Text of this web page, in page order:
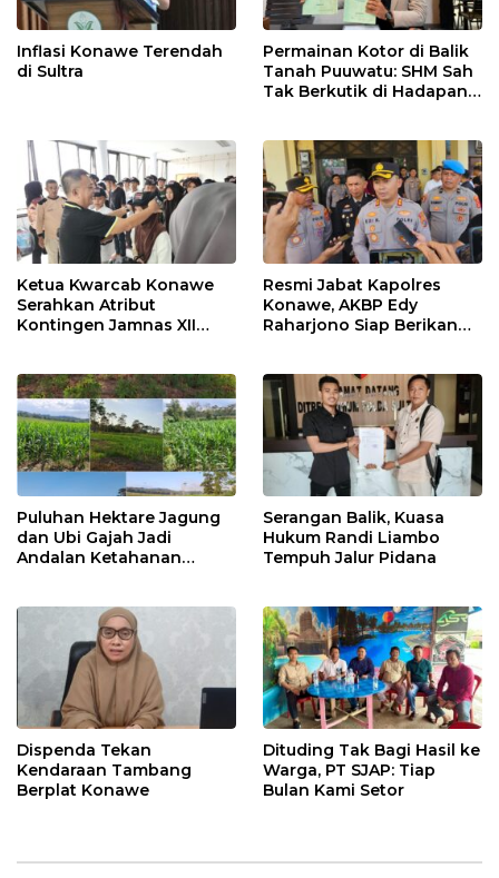
Inflasi Konawe Terendah
di Sultra
Permainan Kotor di Balik
Tanah Puuwatu: SHM Sah
Tak Berkutik di Hadapan
Ketua Kwarcab Konawe
Serahkan Atribut
Kontingen Jamnas XII
Resmi Jabat Kapolres
Konawe, AKBP Edy
Raharjono Siap Berikan
Puluhan Hektare Jagung
dan Ubi Gajah Jadi
Andalan Ketahanan
Serangan Balik, Kuasa
Hukum Randi Liambo
Tempuh Jalur Pidana
Dispenda Tekan
Kendaraan Tambang
Berplat Konawe
Dituding Tak Bagi Hasil ke
Warga, PT SJAP: Tiap
Bulan Kami Setor